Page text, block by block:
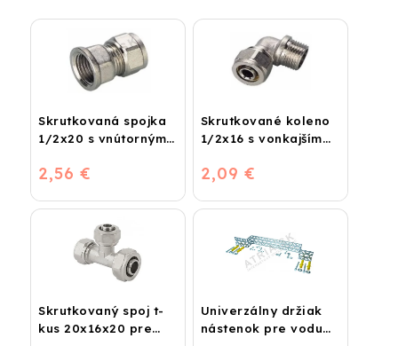
Skrutkovaná spojka
1/2x20 s vnútorným
2,56 €
Skrutkované koleno
1/2x16 s vonkajším
2,09 €
Skrutkovaný spoj t-
kus 20x16x20 pre
Univerzálny držiak
nástenok pre vodu